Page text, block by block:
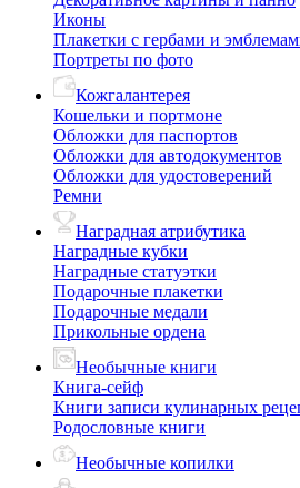
Иконы
Плакетки с гербами и
Портреты по фото
Кожгалантерея
Кошельки и портмоне
Обложки для паспортов
Обложки для автодокументов
Обложки для удостоверений
Ремни
Наградная атрибутика
Наградные кубки
Наградные статуэтки
Подарочные плакетки
Подарочные медали
Прикольные ордена
Необычные книги
Книга-сейф
Книги записи кулинарных
Родословные книги
Необычные копилки